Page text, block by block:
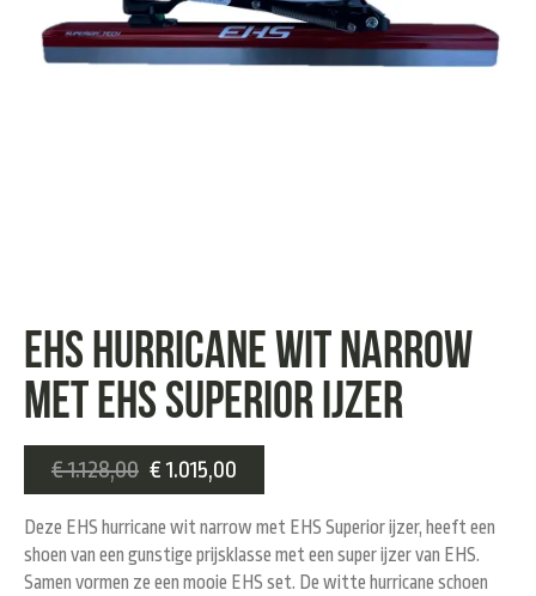
EHS HURRICANE WIT NARROW
MET EHS SUPERIOR IJZER
€1.128,00 € 1.015,00
Deze EHS hurricane wit narrow met EHS Superior ijzer, heeft een
shoen van een gunstige prijsklasse met een super ijzer van EHS.
Samen vormen ze een mooie EHS set. De witte hurricane schoen